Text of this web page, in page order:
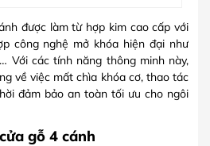
được làm từ hợp kim cao cấp với
công nghệ mở khóa hiện đại như
Với các tính năng thông minh này,
về việc mất chìa khóa cơ, thao tác
đảm bảo an toàn tối ưu cho ngôi
gỗ 4 cánh